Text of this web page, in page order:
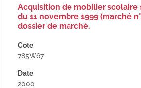
Acquisition de mobilier scolaire
du 11 novembre 1999 (marché
dossier de marché.
Cote
785W67
Date
2000